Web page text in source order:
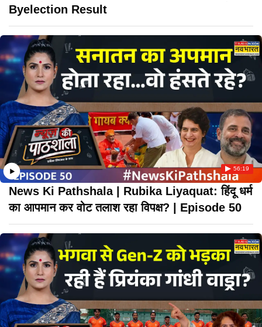
Byelection Result
56:19
News Ki Pathshala | Rubika Liyaquat: हिंदू धर्म
का आपमान कर वोट तलाश रहा विपक्ष? | Episode 50